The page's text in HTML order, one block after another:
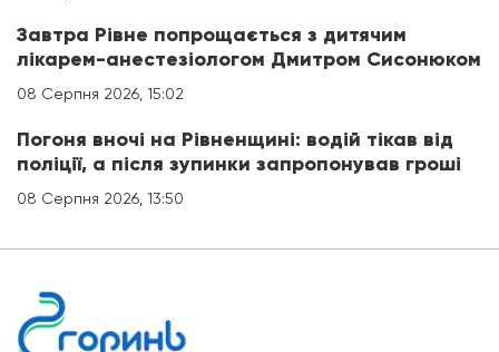
Завтра Рівне попрощається з дитячим
лікарем-анестезіологом Дмитром Сисонюком
08 Серпня 2026, 15:02
Погоня вночі на Рівненщині: водій тікав від
поліції, а після зупинки запропонував гроші
08 Серпня 2026, 13:50